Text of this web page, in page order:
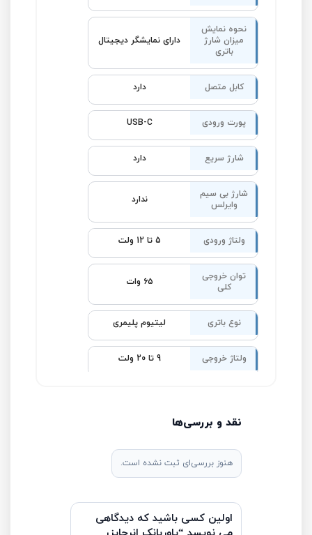
نحوه نمایش
میزان شارژ
باتری
دارای نمایشگر دیجیتال
کابل متصل دارد
پورت ورودی USB-C
شارژ سریع دارد
شارژ بی‌ سیم
وایرلس
ندارد
ولتاژ ورودی 5 تا 12 ولت
توان خروجی
کلی
۶۵ وات
نوع باتری لیتیوم پلیمری
ولتاژ خروجی 9 تا 20 ولت
نقد و بررسی‌ها
هنوز بررسی‌ای ثبت نشده است.
اولین کسی باشید که دیدگاهی